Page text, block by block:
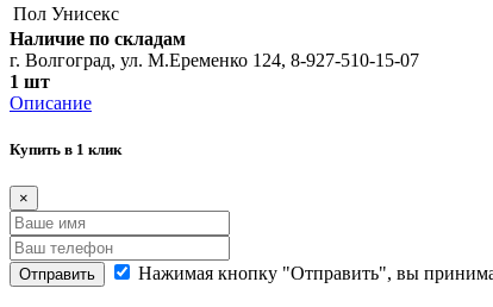
Пол Унисекс
Наличие по складам
г. Волгоград, ул. М.Еременко 124, 8-927-510-15-07
1 шт
Описание
Купить в 1 клик
×
Отправить Нажимая кнопку "Отправить", вы